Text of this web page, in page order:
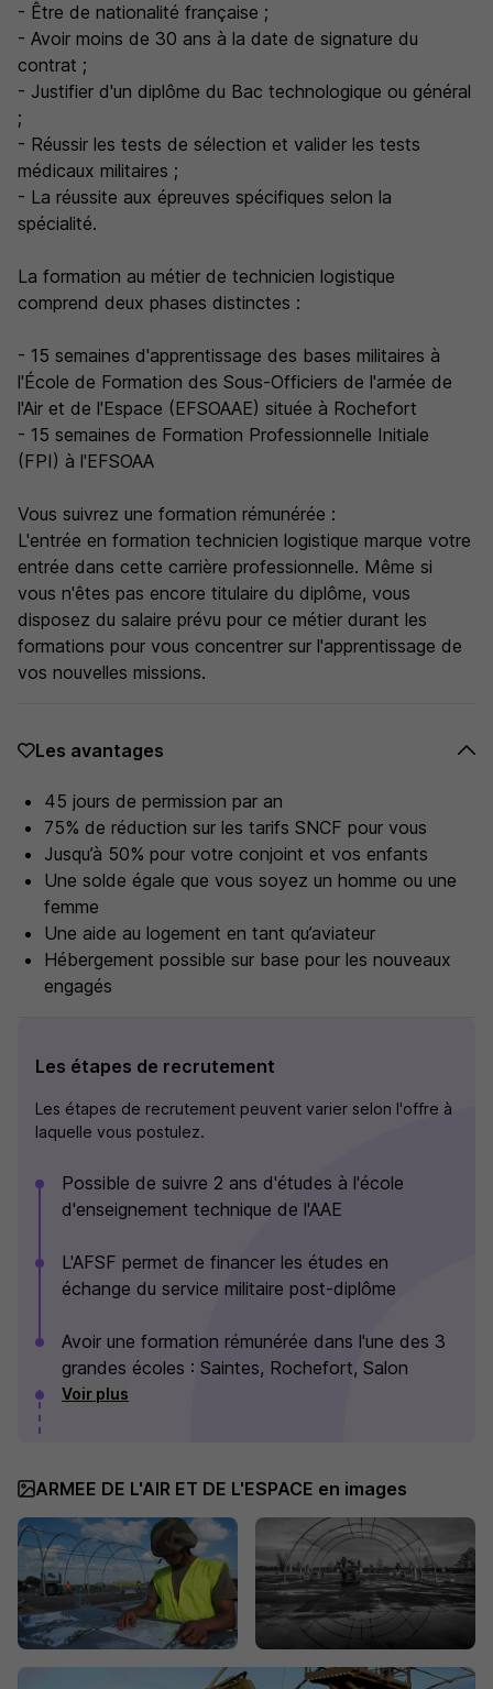
- Être de nationalité française ;
- Avoir moins de 30 ans à la date de signature du
contrat ;
- Justifier d'un diplôme du Bac technologique ou général
;
- Réussir les tests de sélection et valider les tests
médicaux militaires ;
- La réussite aux épreuves spécifiques selon la
spécialité.
La formation au métier de technicien logistique
comprend deux phases distinctes :
- 15 semaines d'apprentissage des bases militaires à
l'École de Formation des Sous-Officiers de l'armée de
l'Air et de l'Espace (EFSOAAE) située à Rochefort
- 15 semaines de Formation Professionnelle Initiale
(FPI) à l'EFSOAA
Vous suivrez une formation rémunérée :
L'entrée en formation technicien logistique marque votre
entrée dans cette carrière professionnelle. Même si
vous n'êtes pas encore titulaire du diplôme, vous
disposez du salaire prévu pour ce métier durant les
formations pour vous concentrer sur l'apprentissage de
vos nouvelles missions.
Les avantages
45 jours de permission par an
75% de réduction sur les tarifs SNCF pour vous
Jusqu’à 50% pour votre conjoint et vos enfants
Une solde égale que vous soyez un homme ou une
femme
Une aide au logement en tant qu’aviateur
Hébergement possible sur base pour les nouveaux
engagés
Les étapes de recrutement
Les étapes de recrutement peuvent varier selon l'offre à
laquelle vous postulez.
Possible de suivre 2 ans d'études à l'école
d'enseignement technique de l'AAE
L'AFSF permet de financer les études en
échange du service militaire post-diplôme
Avoir une formation rémunérée dans l'une des 3
grandes écoles : Saintes, Rochefort, Salon
Voir plus
ARMEE DE L'AIR ET DE L'ESPACE en images